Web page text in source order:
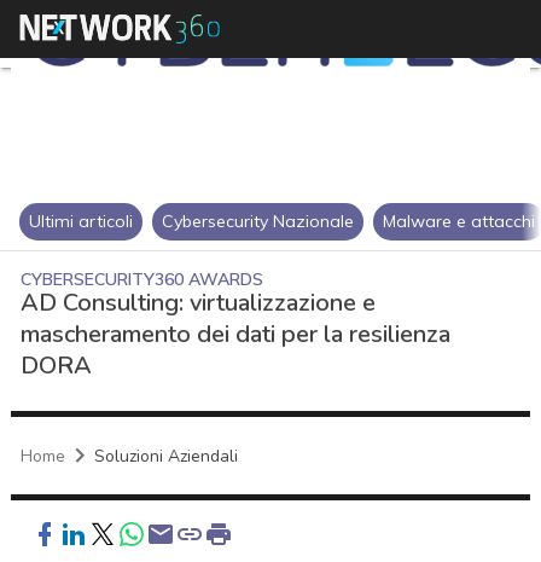
Ultimi articoli Cybersecurity Nazionale Malware e attacchi
CYBERSECURITY360 AWARDS
AD Consulting: virtualizzazione e
mascheramento dei dati per la resilienza
DORA
Home Soluzioni Aziendali